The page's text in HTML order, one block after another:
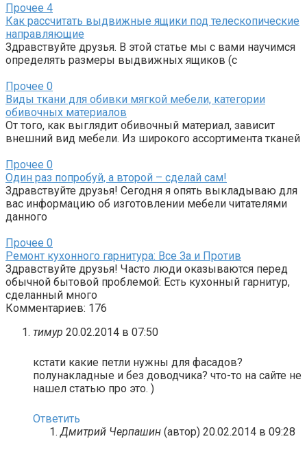
Прочее 4
Как рассчитать выдвижные ящики под телескопические
направляющие
Здравствуйте друзья. В этой статье мы с вами научимся
определять размеры выдвижных ящиков (с
Прочее 0
Виды ткани для обивки мягкой мебели, категории
обивочных материалов
От того, как выглядит обивочный материал, зависит
внешний вид мебели. Из широкого ассортимента тканей
Прочее 0
Один раз попробуй, а второй – сделай сам!
Здравствуйте друзья! Сегодня я опять выкладываю для
вас информацию об изготовлении мебели читателями
данного
Прочее 0
Ремонт кухонного гарнитура: Все За и Против
Здравствуйте друзья! Часто люди оказываются перед
обычной бытовой проблемой: Есть кухонный гарнитур,
сделанный много
Комментариев: 176
тимур 20.02.2014 в 07:50
кстати какие петли нужны для фасадов?
полунакладные и без доводчика? что-то на сайте не
нашел статью про это. )
Ответить
Дмитрий Черпашин (автор) 20.02.2014 в 09:28